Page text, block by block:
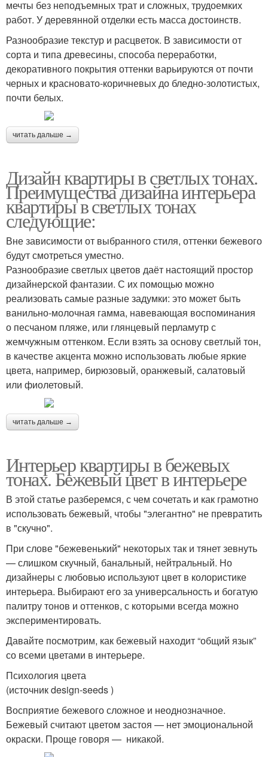
мечты без неподъемных трат и сложных, трудоемких
работ. У деревянной отделки есть масса достоинств.
Разнообразие текстур и расцветок. В зависимости от
сорта и типа древесины, способа переработки,
декоративного покрытия оттенки варьируются от почти
черных и красновато-коричневых до бледно-золотистых,
почти белых.
читать дальше →
Дизайн квартиры в светлых тонах.
Преимущества дизайна интерьера
квартиры в светлых тонах
следующие:
Вне зависимости от выбранного стиля, оттенки бежевого
будут смотреться уместно.
Разнообразие светлых цветов даёт настоящий простор
дизайнерской фантазии. С их помощью можно
реализовать самые разные задумки: это может быть
ванильно-молочная гамма, навевающая воспоминания
о песчаном пляже, или глянцевый перламутр с
жемчужным оттенком. Если взять за основу светлый тон,
в качестве акцента можно использовать любые яркие
цвета, например, бирюзовый, оранжевый, салатовый
или фиолетовый.
читать дальше →
Интерьер квартиры в бежевых
тонах. Бежевый цвет в интерьере
В этой статье разберемся, с чем сочетать и как грамотно
использовать бежевый, чтобы "элегантно" не превратить
в "скучно".
При слове "бежевенький" некоторых так и тянет зевнуть
— слишком скучный, банальный, нейтральный. Но
дизайнеры с любовью используют цвет в колористике
интерьера. Выбирают его за универсальность и богатую
палитру тонов и оттенков, с которыми всегда можно
экспериментировать.
Давайте посмотрим, как бежевый находит “общий язык”
со всеми цветами в интерьере.
Психология цвета
(источник design-seeds )
Восприятие бежевого сложное и неоднозначное.
Бежевый считают цветом застоя — нет эмоциональной
окраски. Проще говоря — никакой.